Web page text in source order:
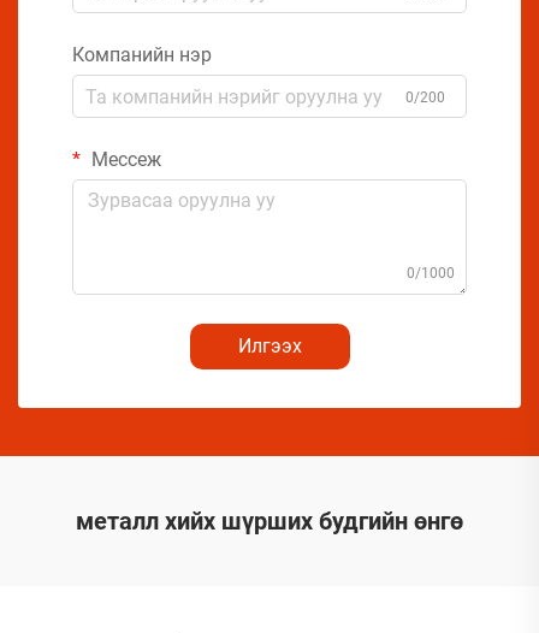
Компанийн нэр
0/200
Мессеж
0/1000
Илгээх
металл хийх шүрших будгийн өнгө